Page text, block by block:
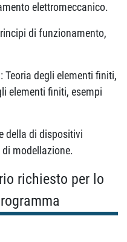
elettromeccanico.
di funzionamento,
degli elementi finiti,
elementi finiti, esempi
della di dispositivi
modellazione.
richiesto per lo